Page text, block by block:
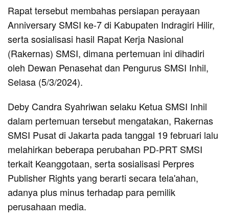
Rapat tersebut membahas persiapan perayaan
Anniversary SMSI ke-7 di Kabupaten Indragiri Hilir,
serta sosialisasi hasil Rapat Kerja Nasional
(Rakernas) SMSI, dimana pertemuan ini dihadiri
oleh Dewan Penasehat dan Pengurus SMSI Inhil,
Selasa (5/3/2024).
Deby Candra Syahriwan selaku Ketua SMSI Inhil
dalam pertemuan tersebut mengatakan, Rakernas
SMSI Pusat di Jakarta pada tanggal 19 februari lalu
melahirkan beberapa perubahan PD-PRT SMSI
terkait Keanggotaan, serta sosialisasi Perpres
Publisher Rights yang berarti secara tela'ahan,
adanya plus minus terhadap para pemilik
perusahaan media.